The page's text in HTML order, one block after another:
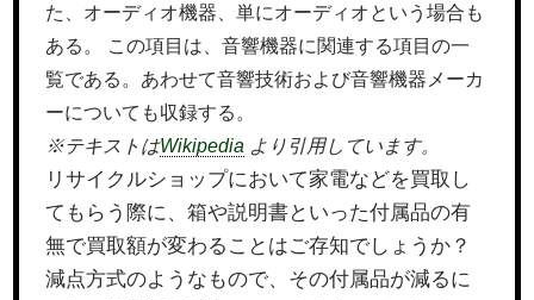
た、オーディオ機器、単にオーディオという場合も
ある。 この項目は、音響機器に関連する項目の一
覧である。あわせて音響技術および音響機器メーカ
ーについても収録する。
※テキストはWikipedia より引用しています。
リサイクルショップにおいて家電などを買取し
てもらう際に、箱や説明書といった付属品の有
無で買取額が変わることはご存知でしょうか？
減点方式のようなもので、その付属品が減るに